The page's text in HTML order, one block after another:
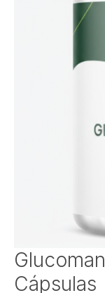
Saltar
para
o
Cápsulas